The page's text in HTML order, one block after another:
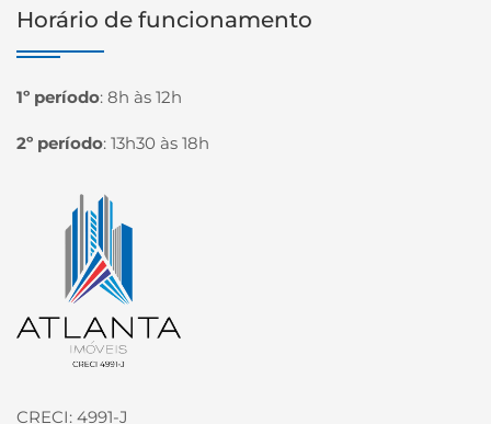
Horário de funcionamento
1º período: 8h às 12h
2º período: 13h30 às 18h
Página inicial
CRECI: 4991-J